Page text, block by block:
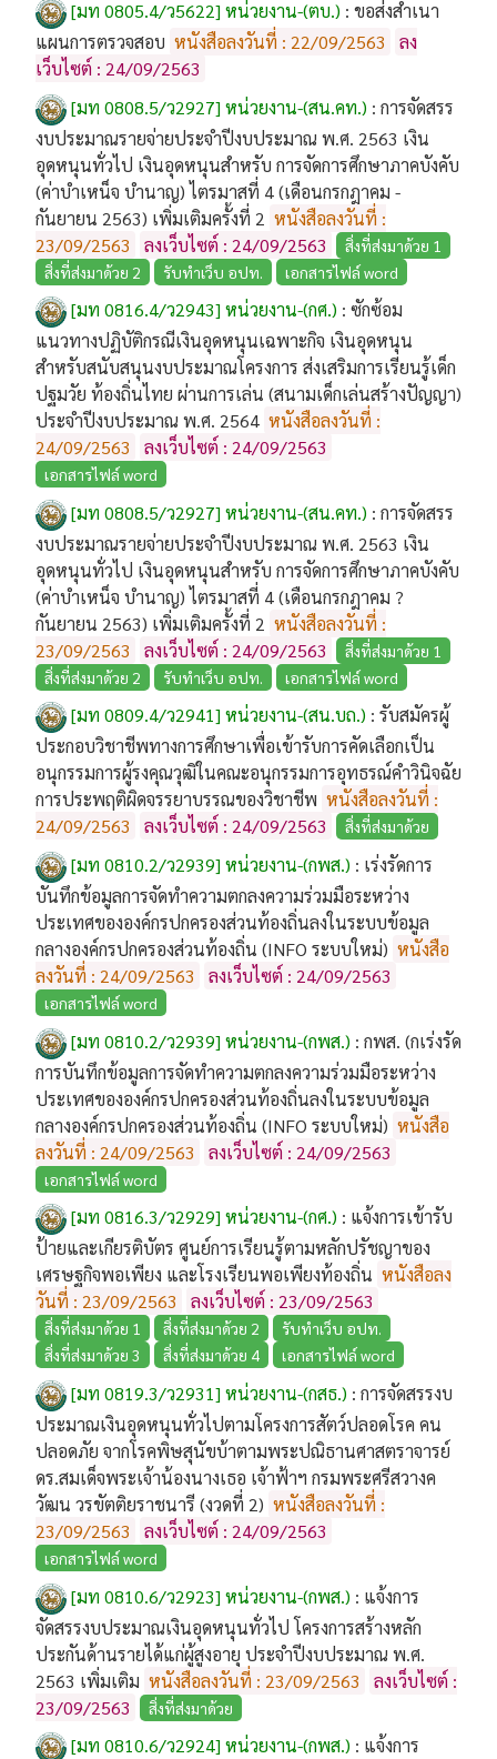
[มท 0805.4/ว5622] หน่วยงาน-(ตบ.) : ขอส่งสำเนา
แผนการตรวจสอบ หนังสือลงวันที่ : 22/09/2563
ลง
เว็บไซต์ : 24/09/2563
[มท 0808.5/ว2927] หน่วยงาน-(สน.คท.) : การจัดสรร
งบประมาณรายจ่ายประจำปีงบประมาณ พ.ศ. 2563 เงิน
อุดหนุนทั่วไป เงินอุดหนุนสำหรับ การจัดการศึกษาภาคบังคับ
(ค่าบำเหน็จ บำนาญ) ไตรมาสที่ 4 (เดือนกรกฎาคม -
กันยายน 2563) เพิ่มเติมครั้งที่ 2 หนังสือลงวันที่ :
23/09/2563
ลงเว็บไซต์ : 24/09/2563
สิ่งที่ส่งมาด้วย 1
สิ่งที่ส่งมาด้วย 2
รับทำเว็บ อปท. เอกสารไฟล์ word
[มท 0816.4/ว2943] หน่วยงาน-(กศ.) : ซักซ้อม
แนวทางปฏิบัติกรณีเงินอุดหนุนเฉพาะกิจ เงินอุดหนุน
สำหรับสนับสนุนงบประมาณโครงการ ส่งเสริมการเรียนรู้เด็ก
ปฐมวัย ท้องถิ่นไทย ผ่านการเล่น (สนามเด็กเล่นสร้างปัญญา)
ประจำปีงบประมาณ พ.ศ. 2564 หนังสือลงวันที่ :
24/09/2563
ลงเว็บไซต์ : 24/09/2563
เอกสารไฟล์ word
[มท 0808.5/ว2927] หน่วยงาน-(สน.คท.) : การจัดสรร
งบประมาณรายจ่ายประจำปีงบประมาณ พ.ศ. 2563 เงิน
อุดหนุนทั่วไป เงินอุดหนุนสำหรับ การจัดการศึกษาภาคบังคับ
(ค่าบำเหน็จ บำนาญ) ไตรมาสที่ 4 (เดือนกรกฎาคม ?
กันยายน 2563) เพิ่มเติมครั้งที่ 2 หนังสือลงวันที่ :
23/09/2563
ลงเว็บไซต์ : 24/09/2563
สิ่งที่ส่งมาด้วย 1
สิ่งที่ส่งมาด้วย 2
รับทำเว็บ อปท. เอกสารไฟล์ word
[มท 0809.4/ว2941] หน่วยงาน-(สน.บถ.) : รับสมัครผู้
ประกอบวิชาชีพทางการศึกษาเพื่อเข้ารับการคัดเลือกเป็น
อนุกรรมการผู้รงคุณวุฒิในคณะอนุกรรมการอุทธรณ์คำวินิจฉัย
การประพฤติผิดจรรยาบรรณของวิชาชีพ หนังสือลงวันที่ :
24/09/2563
ลงเว็บไซต์ : 24/09/2563 สิ่งที่ส่งมาด้วย
[มท 0810.2/ว2939] หน่วยงาน-(กพส.) : เร่งรัดการ
บันทึกข้อมูลการจัดทำความตกลงความร่วมมือระหว่าง
ประเทศขององค์กรปกครองส่วนท้องถิ่นลงในระบบข้อมูล
กลางองค์กรปกครองส่วนท้องถิ่น (INFO ระบบใหม่) หนังสือ
ลงวันที่ : 24/09/2563
ลงเว็บไซต์ : 24/09/2563
เอกสารไฟล์ word
[มท 0810.2/ว2939] หน่วยงาน-(กพส.) : กพส. (กเร่งรัด
การบันทึกข้อมูลการจัดทำความตกลงความร่วมมือระหว่าง
ประเทศขององค์กรปกครองส่วนท้องถิ่นลงในระบบข้อมูล
กลางองค์กรปกครองส่วนท้องถิ่น (INFO ระบบใหม่) หนังสือ
ลงวันที่ : 24/09/2563
ลงเว็บไซต์ : 24/09/2563
เอกสารไฟล์ word
[มท 0816.3/ว2929] หน่วยงาน-(กศ.) : แจ้งการเข้ารับ
ป้ายและเกียรติบัตร ศูนย์การเรียนรู้ตามหลักปรัชญาของ
เศรษฐกิจพอเพียง และโรงเรียนพอเพียงท้องถิ่น หนังสือลง
วันที่ : 23/09/2563
ลงเว็บไซต์ : 23/09/2563
สิ่งที่ส่งมาด้วย 1 สิ่งที่ส่งมาด้วย 2
รับทำเว็บ อปท.
สิ่งที่ส่งมาด้วย 3
สิ่งที่ส่งมาด้วย 4 เอกสารไฟล์ word
[มท 0819.3/ว2931] หน่วยงาน-(กสธ.) : การจัดสรรงบ
ประมาณเงินอุดหนุนทั่วไปตามโครงการสัตว์ปลอดโรค คน
ปลอดภัย จากโรคพิษสุนัขบ้าตามพระปณิธานศาสตราจารย์
ดร.สมเด็จพระเจ้าน้องนางเธอ เจ้าฟ้าฯ กรมพระศรีสวางค
วัฒน วรขัตติยราชนารี (งวดที่ 2) หนังสือลงวันที่ :
23/09/2563
ลงเว็บไซต์ : 24/09/2563
เอกสารไฟล์ word
[มท 0810.6/ว2923] หน่วยงาน-(กพส.) : แจ้งการ
จัดสรรงบประมาณเงินอุดหนุนทั่วไป โครงการสร้างหลัก
ประกันด้านรายได้แก่ผู้สูงอายุ ประจำปีงบประมาณ พ.ศ.
2563 เพิ่มเติม หนังสือลงวันที่ : 23/09/2563
ลงเว็บไซต์ :
23/09/2563
สิ่งที่ส่งมาด้วย
[มท 0810.6/ว2924] หน่วยงาน-(กพส.) : แจ้งการ